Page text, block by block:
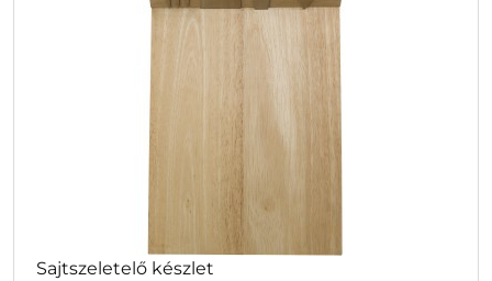
Sajtszeletelő készlet